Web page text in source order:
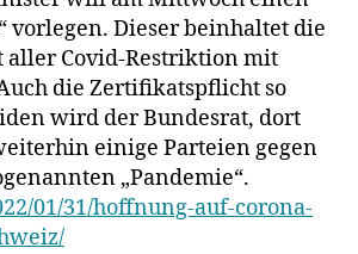
vorlegen. Dieser beinhaltet die
aller Covid-Restriktion mit
die Zertifikatspflicht so
wird der Bundesrat, dort
einige Parteien gegen
„Pandemie“.
01/31/hoffnung-auf-corona-